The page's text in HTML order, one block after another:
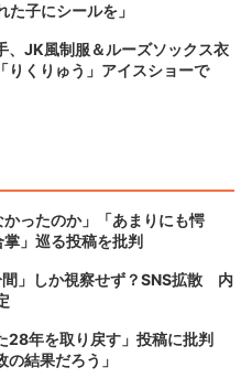
子にシールを」
、JK風制服＆ルーズソックス衣
くりゅう」アイスショーで
ったのか」「あまりにも愕
」巡る投稿を批判
」しか視察せず？SNS拡散 内
28年を取り戻す」投稿に批判
結果だろう」